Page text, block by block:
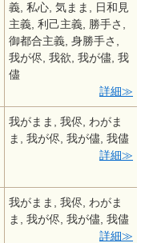
義, 私心, 気まま, 日和見
主義, 利己主義, 勝手さ,
御都合主義, 身勝手さ,
我が侭, 我欲, 我が儘, 我
儘
詳細
我がまま, 我侭, わがま
ま, 我が侭, 我が儘, 我儘
詳細
我がまま, 我侭, わがま
ま, 我が侭, 我が儘, 我儘
詳細